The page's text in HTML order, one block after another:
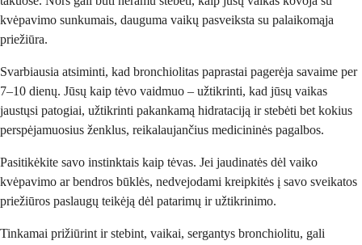
kvėpavimo sunkumais, dauguma vaikų pasveiksta su palaikomąja
priežiūra.
Svarbiausia atsiminti, kad bronchiolitas paprastai pagerėja savaime per
7–10 dienų. Jūsų kaip tėvo vaidmuo – užtikrinti, kad jūsų vaikas
jaustųsi patogiai, užtikrinti pakankamą hidrataciją ir stebėti bet kokius
perspėjamuosius ženklus, reikalaujančius medicininės pagalbos.
Pasitikėkite savo instinktais kaip tėvas. Jei jaudinatės dėl vaiko
kvėpavimo ar bendros būklės, nedvejodami kreipkitės į savo sveikatos
priežiūros paslaugų teikėją dėl patarimų ir užtikrinimo.
Tinkamai prižiūrint ir stebint, vaikai, sergantys bronchiolitu, gali